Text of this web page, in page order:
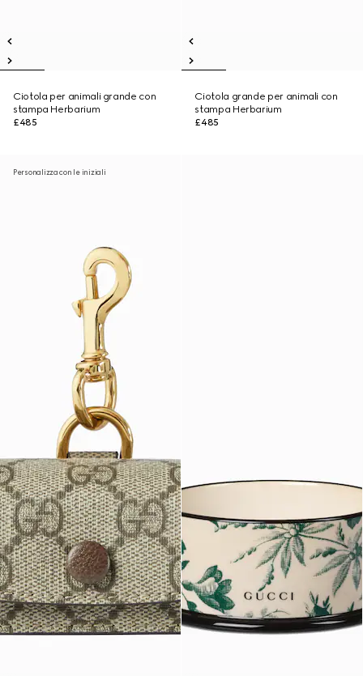
Ciotola per animali grande con
stampa Herbarium
£485
Ciotola grande per animali con
stampa Herbarium
£485
Personalizza con le iniziali